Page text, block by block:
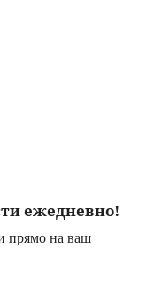
ежедневно!
прямо на ваш